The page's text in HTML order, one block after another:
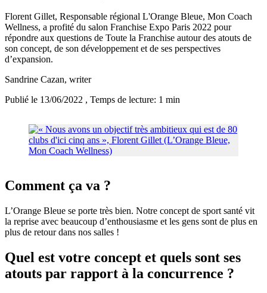
Florent Gillet, Responsable régional L'Orange Bleue, Mon Coach
Wellness, a profité du salon Franchise Expo Paris 2022 pour
répondre aux questions de Toute la Franchise autour des atouts de
son concept, de son développement et de ses perspectives
d’expansion.
Sandrine Cazan, writer
Publié le 13/06/2022 , Temps de lecture: 1 min
Comment ça va ?
L’Orange Bleue se porte très bien. Notre concept de sport santé vit
la reprise avec beaucoup d’enthousiasme et les gens sont de plus en
plus de retour dans nos salles !
Quel est votre concept et quels sont ses
atouts par rapport à la concurrence ?